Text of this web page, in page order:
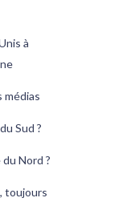
à
médias
Sud ?
Nord ?
toujours